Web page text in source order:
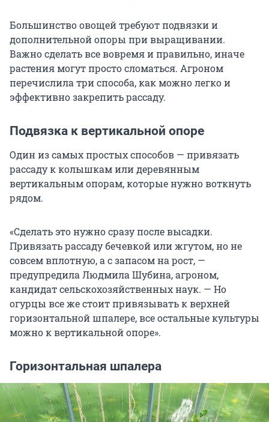
Большинство овощей требуют подвязки и
дополнительной опоры при выращивании.
Важно сделать все вовремя и правильно, иначе
растения могут просто сломаться. Агроном
перечислила три способа, как можно легко и
эффективно закрепить рассаду.
Подвязка к вертикальной опоре
Один из самых простых способов — привязать
рассаду к колышкам или деревянным
вертикальным опорам, которые нужно воткнуть
рядом.
«Сделать это нужно сразу после высадки.
Привязать рассаду бечевкой или жгутом, но не
совсем вплотную, а с запасом на рост, —
предупредила Людмила Шубина, агроном,
кандидат сельскохозяйственных наук. — Но
огурцы все же стоит привязывать к верхней
горизонтальной шпалере, все остальные культуры
можно к вертикальной опоре».
Горизонтальная шпалера